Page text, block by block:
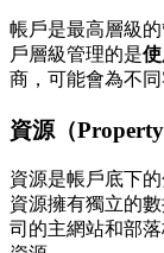
帳戶是最高層級
戶層級管理的是
商，可能會為不同
資源（Property
資源是帳戶底下
資源擁有獨立的
司的主網站和部